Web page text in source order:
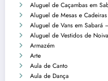
Aluguel de Caçambas em
Aluguel de Mesas e
Aluguel de Vans em Sabará
Aluguel de Vestidos de Noiva
Armazém
Arte
Aula de Canto
Aula de Dança